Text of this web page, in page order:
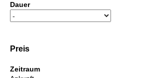
Dauer
Preis
Zeitraum